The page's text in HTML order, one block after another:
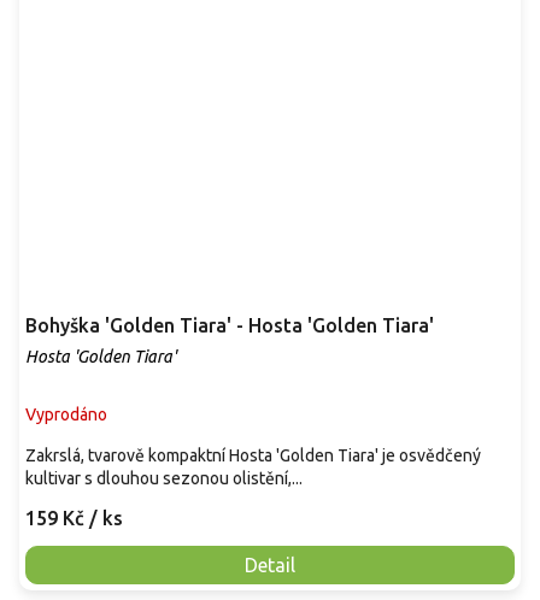
Bohyška 'Golden Tiara' - Hosta 'Golden Tiara'
Hosta 'Golden Tiara'
Vyprodáno
159 Kč / ks
Detail
Zakrslá, tvarově kompaktní Hosta 'Golden Tiara' je osvědčený
kultivar s dlouhou sezonou olistění,...